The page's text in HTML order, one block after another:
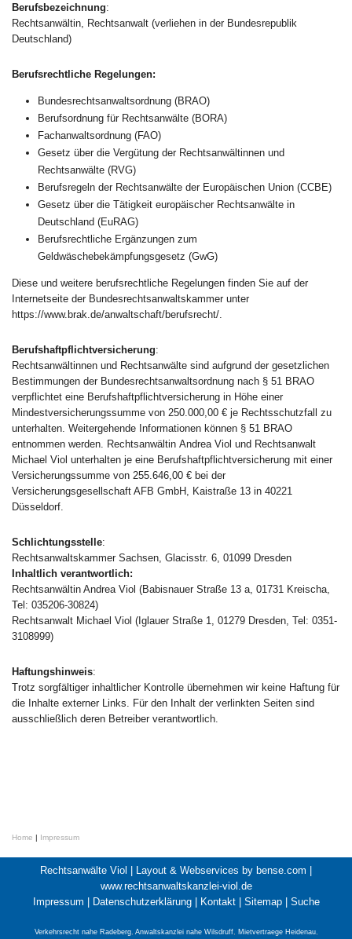
Berufsbezeichnung:
Rechtsanwältin, Rechtsanwalt (verliehen in der Bundesrepublik
Deutschland)
Berufsrechtliche Regelungen:
Bundesrechtsanwaltsordnung (BRAO)
Berufsordnung für Rechtsanwälte (BORA)
Fachanwaltsordnung (FAO)
Gesetz über die Vergütung der Rechtsanwältinnen und
Rechtsanwälte (RVG)
Berufsregeln der Rechtsanwälte der Europäischen Union (CCBE)
Gesetz über die Tätigkeit europäischer Rechtsanwälte in
Deutschland (EuRAG)
Berufsrechtliche Ergänzungen zum
Geldwäschebekämpfungsgesetz (GwG)
Diese und weitere berufsrechtliche Regelungen finden Sie auf der
Internetseite der Bundesrechtsanwaltskammer unter
https://www.brak.de/anwaltschaft/berufsrecht/.
Berufshaftpflichtversicherung:
Rechtsanwältinnen und Rechtsanwälte sind aufgrund der gesetzlichen
Bestimmungen der Bundesrechtsanwaltsordnung nach § 51 BRAO
verpflichtet eine Berufshaftpflichtversicherung in Höhe einer
Mindestversicherungssumme von 250.000,00 € je Rechtsschutzfall zu
unterhalten. Weitergehende Informationen können § 51 BRAO
entnommen werden. Rechtsanwältin Andrea Viol und Rechtsanwalt
Michael Viol unterhalten je eine Berufshaftpflichtversicherung mit einer
Versicherungssumme von 255.646,00 € bei der
Versicherungsgesellschaft AFB GmbH, Kaistraße 13 in 40221
Düsseldorf.
Schlichtungsstelle:
Rechtsanwaltskammer Sachsen, Glacisstr. 6, 01099 Dresden
Inhaltlich verantwortlich:
Rechtsanwältin Andrea Viol (Babisnauer Straße 13 a, 01731 Kreischa,
Tel: 035206-30824)
Rechtsanwalt Michael Viol (Iglauer Straße 1, 01279 Dresden, Tel: 0351-
3108999)
Haftungshinweis:
Trotz sorgfältiger inhaltlicher Kontrolle übernehmen wir keine Haftung für
die Inhalte externer Links. Für den Inhalt der verlinkten Seiten sind
ausschließlich deren Betreiber verantwortlich.
Home | Impressum
Rechtsanwälte Viol | Layout & Webservices by bense.com |
www.rechtsanwaltskanzlei-viol.de
Impressum | Datenschutzerklärung| Kontakt| Sitemap| Suche
Verkehrsrecht nahe Radeberg, Anwaltskanzlei nahe Wilsdruff, Mietvertraege Heidenau,